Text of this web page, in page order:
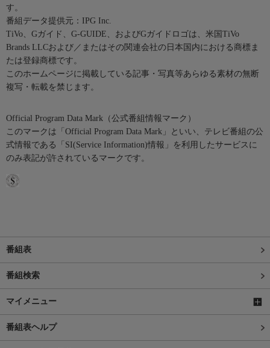
す。
番組データ提供元：IPG Inc.
TiVo、Gガイド、G-GUIDE、およびGガイドロゴは、米国TiVo
Brands LLCおよび／またはその関連会社の日本国内における商標ま
たは登録商標です。
このホームページに掲載している記事・写真等あらゆる素材の無断
複写・転載を禁じます。
Official Program Data Mark（公式番組情報マーク）
このマークは「Official Program Data Mark」といい、テレビ番組の公
式情報である「SI(Service Information)情報」を利用したサービスに
のみ表記が許されているマークです。
番組表
番組検索
マイメニュー
番組表ヘルプ